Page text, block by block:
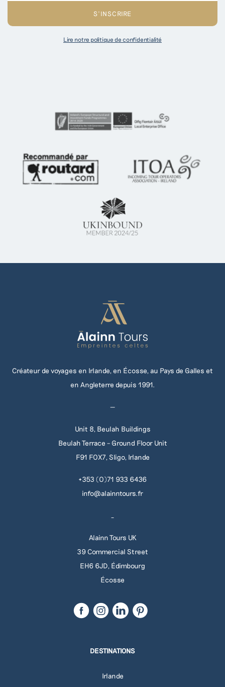
Lire notre politique de confidentialité
Créateur de voyages en Irlande, en Écosse, au Pays de Galles et
en Angleterre depuis 1991.
—
Unit 8, Beulah Buildings
Beulah Terrace – Ground Floor Unit
F91 F0X7, Sligo, Irlande
+353 (0)71 933 6436
info@alainntours.fr
Alainn Tours UK
39 Commercial Street
EH6 6JD, Édimbourg
Écosse
DESTINATIONS
Irlande